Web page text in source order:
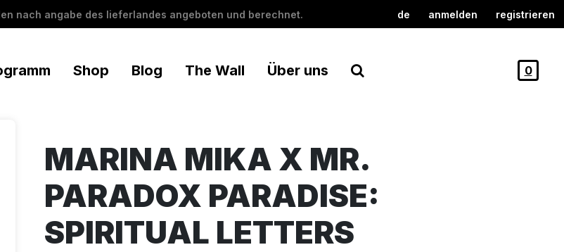
nach angabe des lieferlandes angeboten und berechnet. de anmelden registrieren
Shop Blog The Wall Über uns 0
MARINA MIKA X MR.
PARADOX PARADISE:
SPIRITUAL LETTERS